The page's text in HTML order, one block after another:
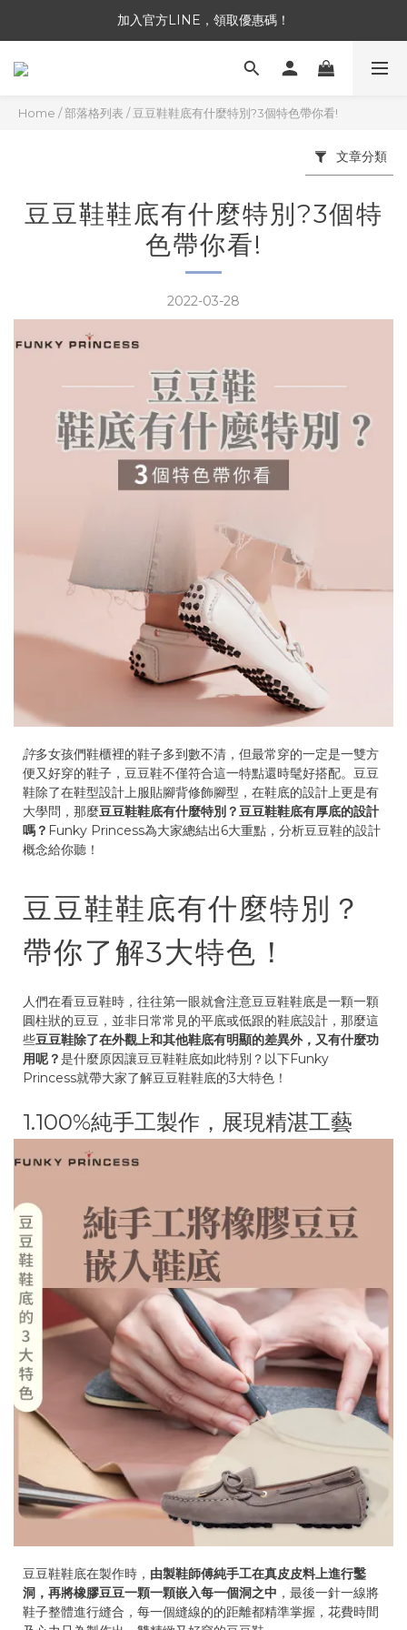
加入官方LINE，領取優惠碼！
全館消費滿 NT$3,300 免運
加入官方LINE，領取優惠碼！
Home /部落格列表 /豆豆鞋鞋底有什麼特別?3個特色帶你看!
文章分類
豆豆鞋鞋底有什麼特別?3個特
色帶你看!
2022-03-28
許多女孩們鞋櫃裡的鞋子多到數不清，但最常穿的一定是一雙方
便又好穿的鞋子，豆豆鞋不僅符合這一特點還時髦好搭配。豆豆
鞋除了在鞋型設計上服貼腳背修飾腳型，在鞋底的設計上更是有
大學問，那麼豆豆鞋鞋底有什麼特別？豆豆鞋鞋底有厚底的設計
嗎？ Funky Princess為大家總結出6大重點，分析豆豆鞋的設計
概念給你聽！
豆豆鞋鞋底有什麼特別？
帶你了解3大特色！
人們在看豆豆鞋時，往往第一眼就會注意豆豆鞋鞋底是一顆一顆
圓柱狀的豆豆，並非日常常見的平底或低跟的鞋底設計，那麼這
些豆豆鞋除了在外觀上和其他鞋底有明顯的差異外，又有什麼功
用呢？是什麼原因讓豆豆鞋鞋底如此特別？以下Funky
Princess就帶大家了解豆豆鞋鞋底的3大特色！
1.100%純手工製作，展現精湛工藝
豆豆鞋鞋底在製作時， 由製鞋師傅純手工在真皮皮料上進行鑿
洞，再將橡膠豆豆一顆一顆嵌入每一個洞之中 ，最後一針一線將
鞋子整體進行縫合，每一個縫線的的距離都精準掌握，花費時間